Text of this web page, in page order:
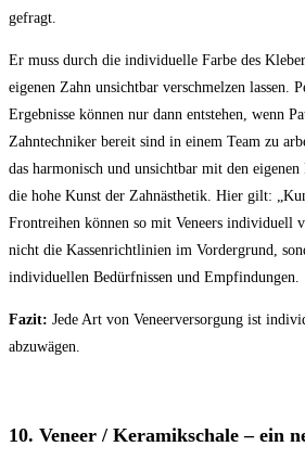
gefragt.
Er muss durch die individuelle Farbe des
eigenen Zahn unsichtbar verschmelzen lassen.
Ergebnisse können nur dann entstehen, wenn
Zahntechniker bereit sind in einem Team zu
das harmonisch und unsichtbar mit den
die hohe Kunst der Zahnästhetik. Hier gilt:
Frontreihen können so mit Veneers individuell
nicht die Kassenrichtlinien im Vordergrund,
individuellen Bedürfnissen und Empfindungen.
Fazit: Jede Art von Veneerversorgung ist
abzuwägen.
10. Veneer / Keramikschale – ein